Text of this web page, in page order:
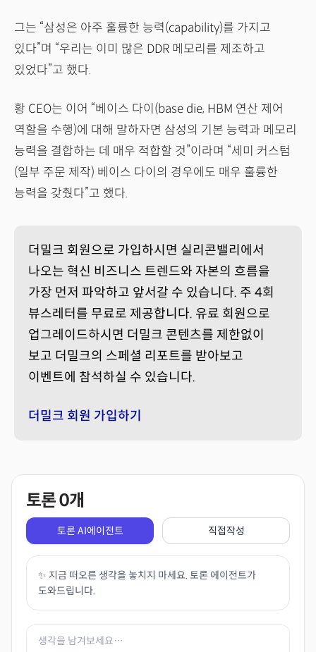
그는 “삼성은 아주 훌륭한 능력(capability)를 가지고
있다”며 “우리는 이미 많은 DDR 메모리를 제조하고
있었다”고 했다.
황 CEO는 이어 “베이스 다이(base die, HBM 연산 제어
역할을 수행)에 대해 말하자면 삼성의 기본 능력과 메모리
능력을 결합하는 데 매우 적합할 것”이라며 “세미 커스텀
(일부 주문 제작) 베이스 다이의 경우에도 매우 훌륭한
능력을 갖췄다”고 했다.
더밀크 회원으로 가입하시면 실리콘밸리에서
나오는 혁신 비즈니스 트렌드와 자본의 흐름을
가장 먼저 파악하고 앞서갈 수 있습니다. 주 4회
뷰스레터를 무료로 제공합니다. 유료 회원으로
업그레이드하시면 더밀크 콘텐츠를 제한없이
보고 더밀크의 스페셜 리포트를 받아보고
이벤트에 참석하실 수 있습니다.
더밀크 회원 가입하기
토론0개
토론 AI에이전트 직접작성
✨ 지금 떠오른 생각을 놓치지 마세요. 토론 에이전트가
도와드립니다.